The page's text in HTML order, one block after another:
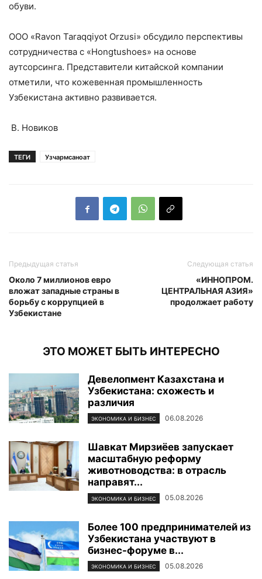
обуви.
ООО «Ravon Taraqqiyot Orzusi» обсудило перспективы
сотрудничества с «Hongtushoes» на основе
аутсорсинга. Представители китайской компании
отметили, что кожевенная промышленность
Узбекистана активно развивается.
В. Новиков
ТЕГИ Узчармсаноат
Предыдущая статья
Около 7 миллионов евро
вложат западные страны в
борьбу с коррупцией в
Узбекистане
Следующая статья
«ИННОПРОМ.
ЦЕНТРАЛЬНАЯ АЗИЯ»
продолжает работу
ЭТО МОЖЕТ БЫТЬ ИНТЕРЕСНО
Девелопмент Казахстана и
Узбекистана: схожесть и
различия
ЭКОНОМИКА И БИЗНЕС 06.08.2026
Шавкат Мирзиёев запускает
масштабную реформу
животноводства: в отрасль
направят...
ЭКОНОМИКА И БИЗНЕС 05.08.2026
Более 100 предпринимателей из
Узбекистана участвуют в
бизнес-форуме в...
ЭКОНОМИКА И БИЗНЕС 05.08.2026